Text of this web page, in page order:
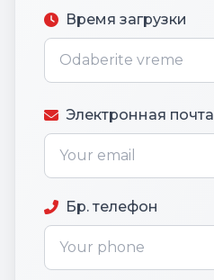
Время загрузки
Электронная почта
Бр. телефон